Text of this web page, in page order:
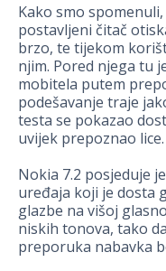
Kako smo
postavljeni čitač
brzo, te tijekom
njim. Pored njega tu
mobitela putem
podešavanje traje
testa se pokazao
uvijek prepoznao lice.
Nokia 7.2 posjeduje
uređaja koji je dosta
glazbe na višoj
niskih tonova, tako
preporuka nabavka